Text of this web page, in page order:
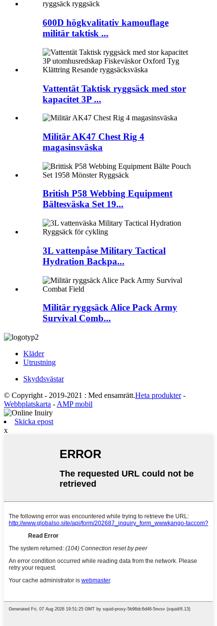
600D högkvalitativ kamouflage
militär taktisk ...
Vattentät Taktisk ryggsäck med stor
kapacitet 3P ...
Militär AK47 Chest Rig 4
magasinsväska
British P58 Webbing Equipment
Bältesväska Set 19...
3L vattenpåse Military Tactical
Hydration Backpa...
Militär ryggsäck Alice Pack Army
Survival Comb...
Kläder
Utrustning
Skyddsvästar
© Copyright - 2019-2021 : Med ensamrätt.Heta produkter-
Webbplatskarta - AMP mobil
Skicka epost
x